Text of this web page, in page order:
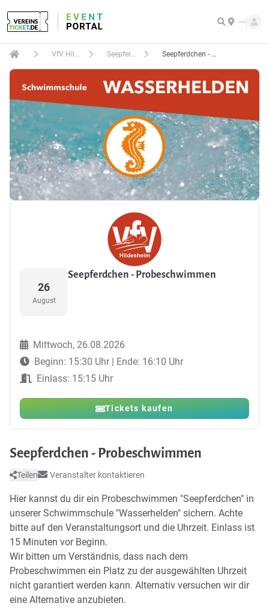
---
VfV Hildesheim e.V. Seepferdchen - Probeschwimmen Seepferdchen - Probeschwimmen
26
August
Seepferdchen - Probeschwimmen
Mittwoch, 26.08.2026
Beginn: 15:30 Uhr | Ende: 16:10 Uhr
Einlass: 15:15 Uhr
Tickets kaufen
Seepferdchen - Probeschwimmen
Teilen Veranstalter kontaktieren
Hier kannst du dir ein Probeschwimmen "Seepferdchen" in
unserer Schwimmschule "Wasserhelden" sichern. Achte
bitte auf den Veranstaltungsort und die Uhrzeit. Einlass ist
15 Minuten vor Beginn.
Wir bitten um Verständnis, dass nach dem
Probeschwimmen ein Platz zu der ausgewählten Uhrzeit
nicht garantiert werden kann. Alternativ versuchen wir dir
eine Alternative anzubieten.